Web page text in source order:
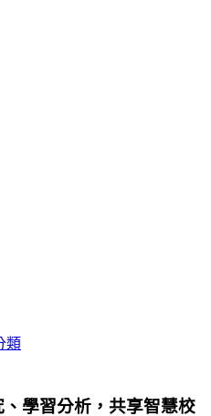
類
學習分析，共享智慧校